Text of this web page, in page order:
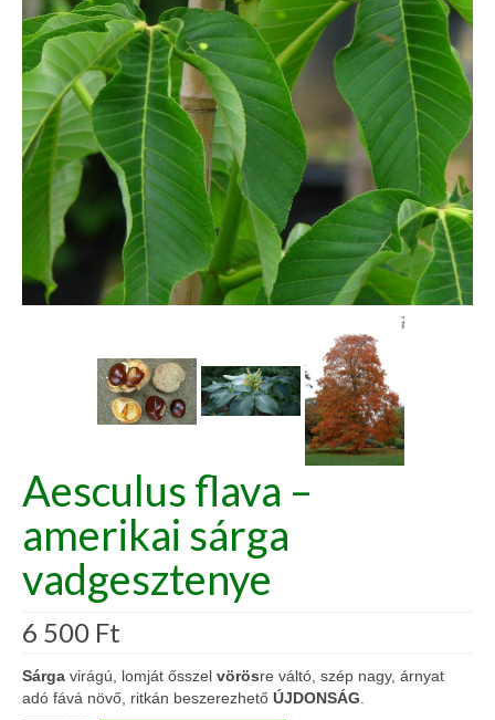
Aesculus flava –
amerikai sárga
vadgesztenye
6 500 Ft
Sárga virágú, lomját ősszel vörösre váltó, szép nagy, árnyat
adó fává növő, ritkán beszerezhető ÚJDONSÁG.